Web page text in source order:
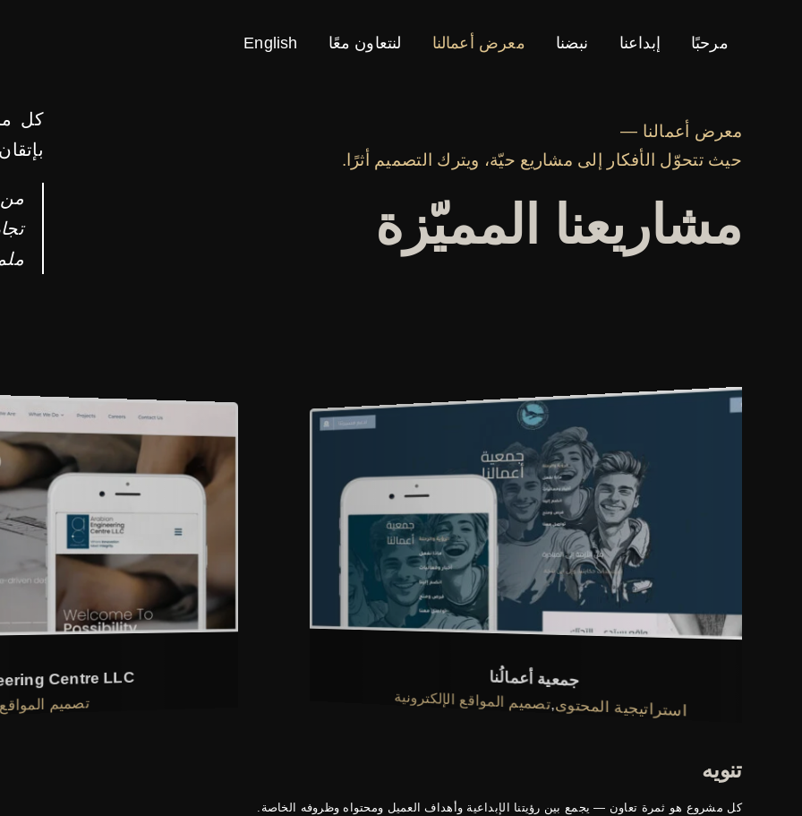
مرحبًا إبداعنا نبضنا معرض أعمالنا لنتعاون معًا English
معرض أعمالنا —
حيث تتحوّل الأفكار إلى مشاريع حيّة، ويترك التصميم أثرًا.
مشاريعنا المميّزة
كل
تصميم المواقع الإلكترونية
Arabian Engineering Centre LLC
تنويه
كل مشروع هو ثمرة تعاون — يجمع بين رؤيتنا الإبداعية وأهداف العميل ومحتواه وظروفه الخاصة.